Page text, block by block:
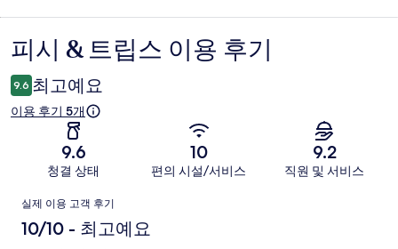
이
용
후
피시 & 트립스 이용 후기
9.6 최고예요
이용 후기 5개
9.6
청결 상태
10
편의 시설/서비스
9.2
직원 및 서비스
이
용
실제 이용 고객 후기
10/10 - 최고예요